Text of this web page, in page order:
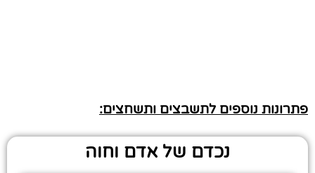
פתרונות נוספים לתשבצים ותשחצים:
נכדם של אדם וחוה